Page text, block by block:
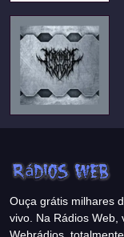
Ouça grátis milhares
vivo. Na Rádios Web,